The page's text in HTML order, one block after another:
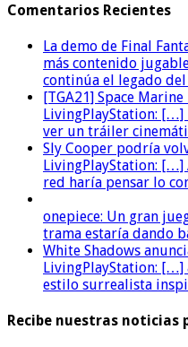
Comentarios Recientes
La demo de Final
más contenido
continúa el legado
[TGA21] Space
LivingPlayStation: […]
ver un tráiler
Sly Cooper podría
LivingPlayStation:
red haría pensar lo
onepiece: Un gran
trama estaría dando
White Shadows
LivingPlayStation: […]
estilo surrealista
Recibe nuestras noticias